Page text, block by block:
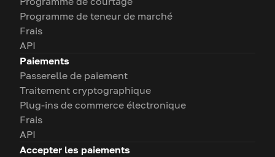
Programme de teneur de marché
Frais
API
Paiements
Passerelle de paiement
Traitement cryptographique
Plug-ins de commerce électronique
Frais
API
Accepter les paiements